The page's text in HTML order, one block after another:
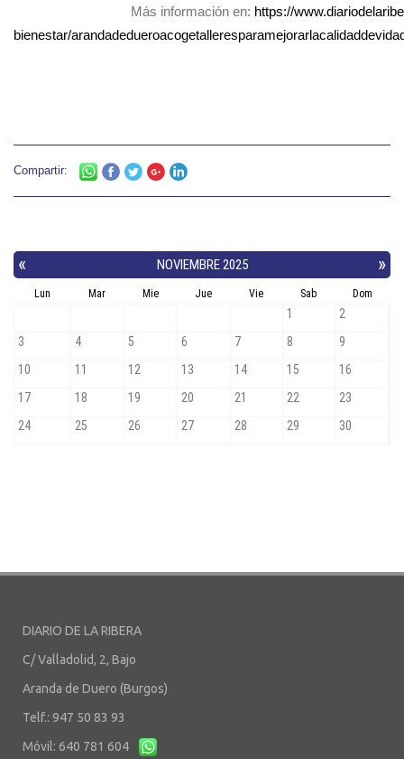
Más información en: https://
bienestar/
Compartir:
DIARIO DE LA RIBERA
C/ Valladolid, 2, Bajo
Aranda de Duero (Burgos)
Telf.: 947 50 83 93
Móvil: 640 781 604